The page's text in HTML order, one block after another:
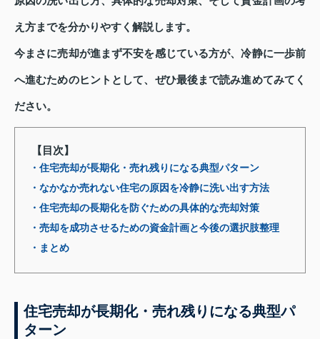
え方までを分かりやすく解説します。
今まさに売却が進まず不安を感じている方が、冷静に一歩前
へ進むためのヒントとして、ぜひ最後まで読み進めてみてく
ださい。
【目次】
・住宅売却が長期化・売れ残りになる典型パターン
・なかなか売れない住宅の原因を冷静に洗い出す方法
・住宅売却の長期化を防ぐための具体的な売却対策
・売却を成功させるための資金計画と今後の選択肢整理
・まとめ
住宅売却が長期化・売れ残りになる典型パ
ターン